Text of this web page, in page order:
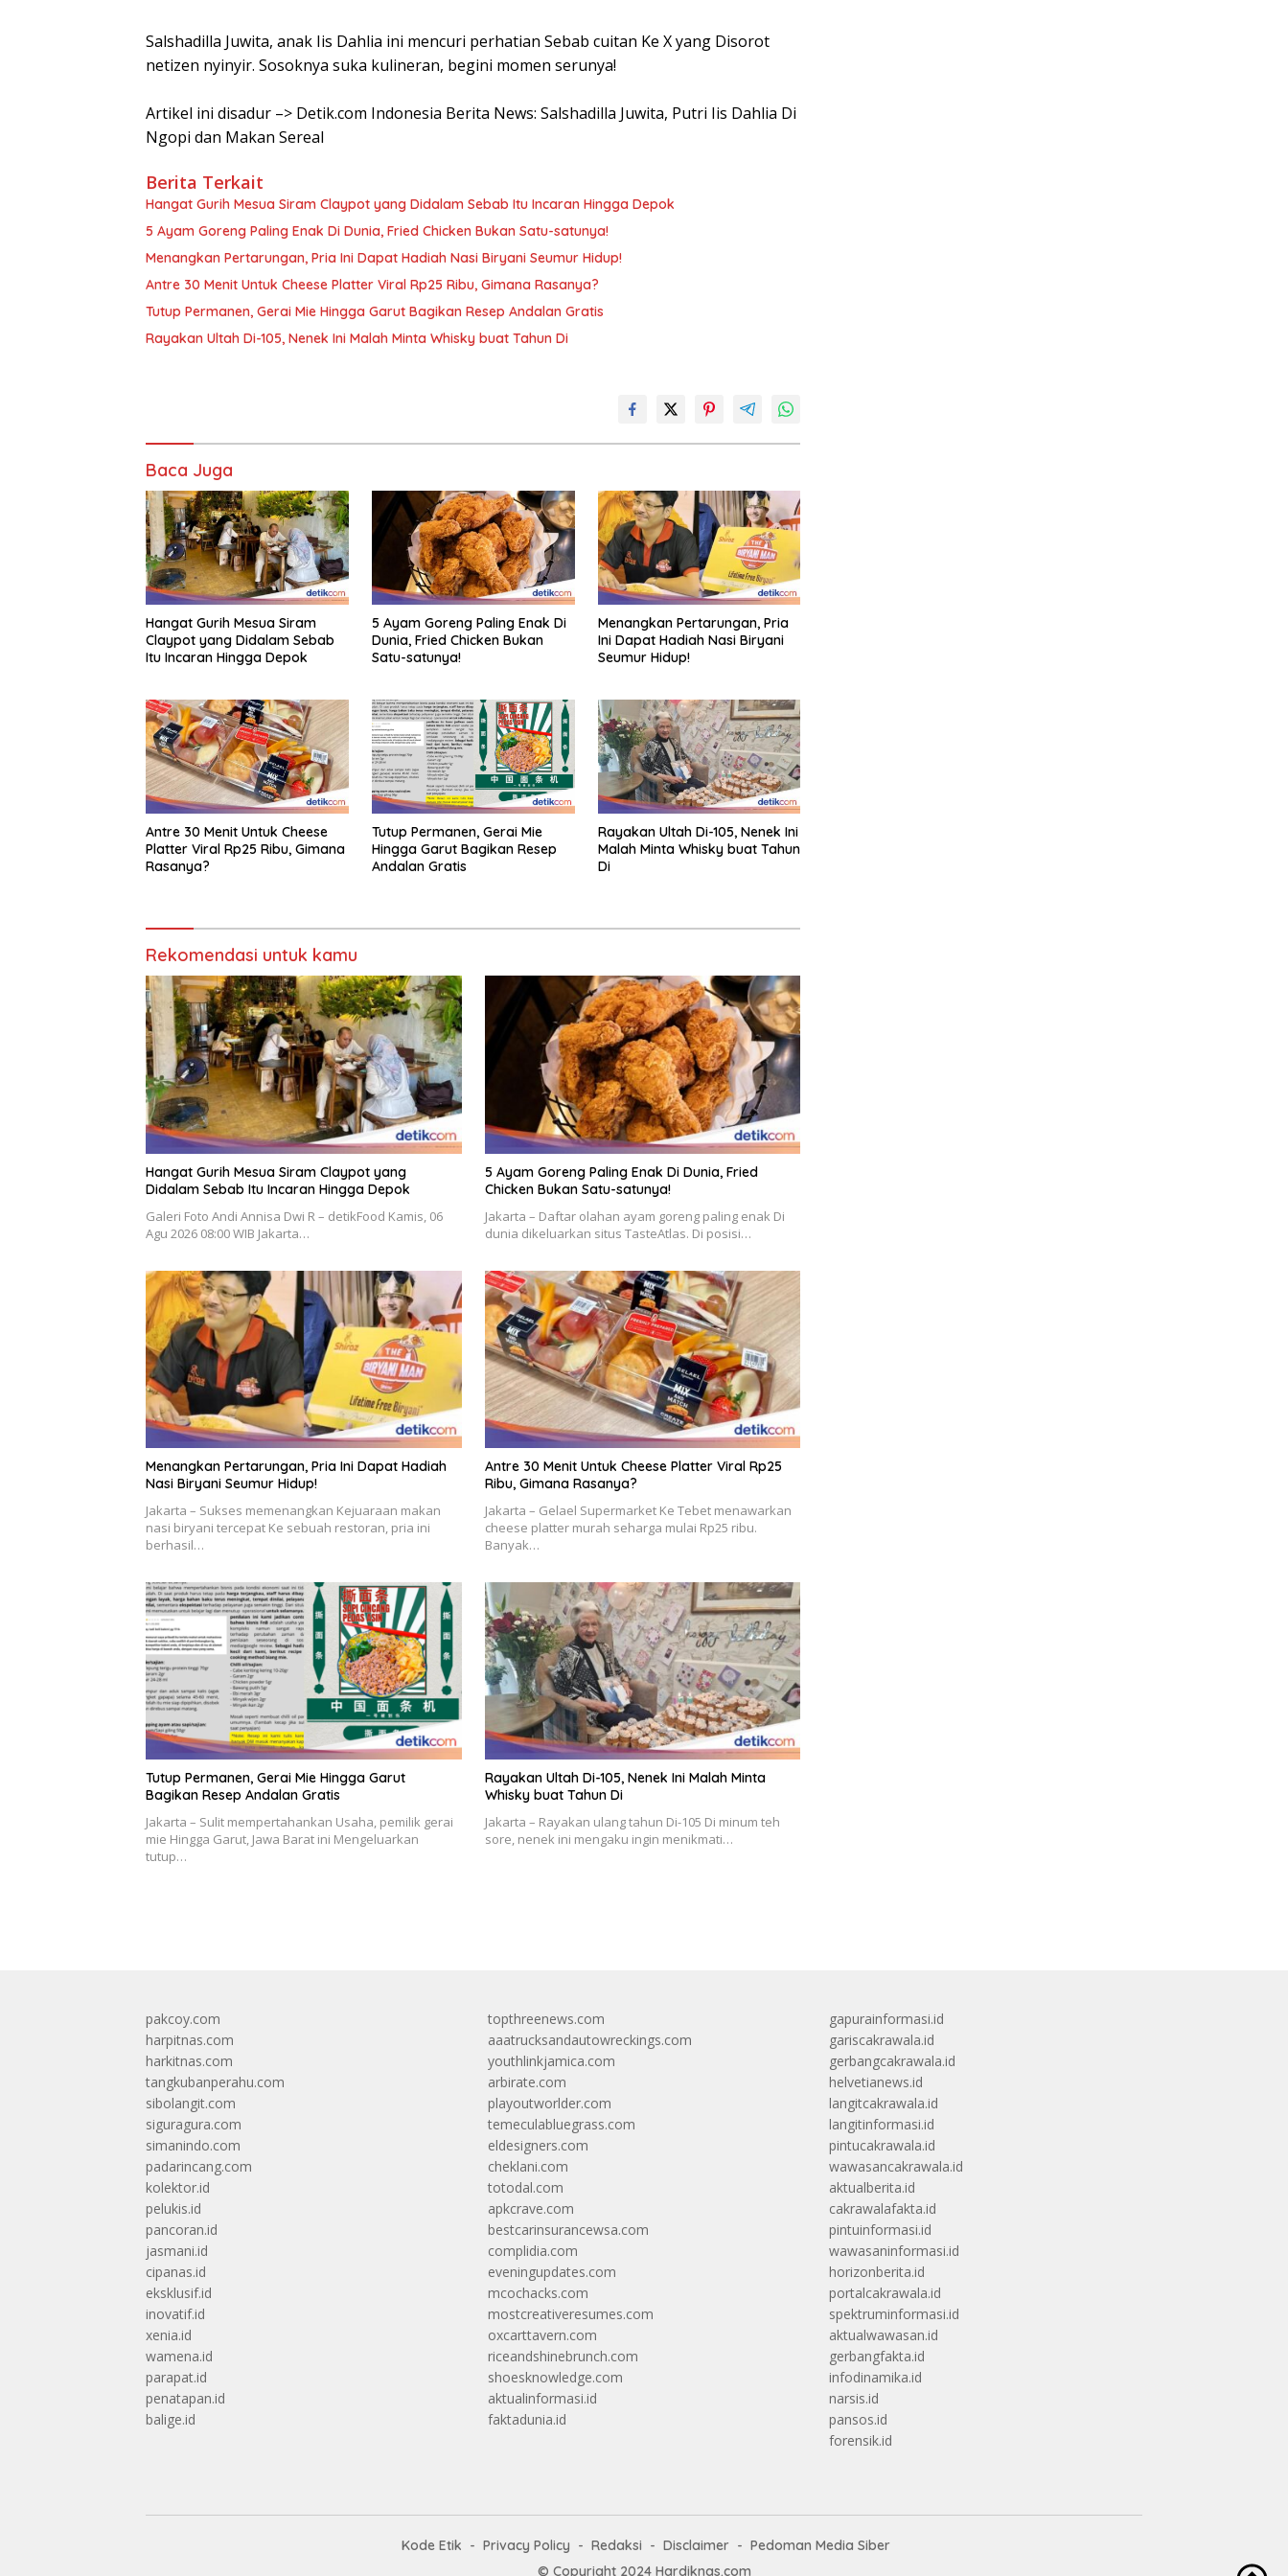
Salshadilla Juwita, anak Iis Dahlia ini mencuri perhatian Sebab cuitan Ke X yang Disorot
netizen nyinyir. Sosoknya suka kulineran, begini momen serunya!
Artikel ini disadur –> Detik.com Indonesia Berita News: Salshadilla Juwita, Putri Iis Dahlia Di
Ngopi dan Makan Sereal
Berita Terkait
Hangat Gurih Mesua Siram Claypot yang Didalam Sebab Itu Incaran Hingga Depok
5 Ayam Goreng Paling Enak Di Dunia, Fried Chicken Bukan Satu-satunya!
Menangkan Pertarungan, Pria Ini Dapat Hadiah Nasi Biryani Seumur Hidup!
Antre 30 Menit Untuk Cheese Platter Viral Rp25 Ribu, Gimana Rasanya?
Tutup Permanen, Gerai Mie Hingga Garut Bagikan Resep Andalan Gratis
Rayakan Ultah Di-105, Nenek Ini Malah Minta Whisky buat Tahun Di
Baca Juga
Hangat Gurih Mesua Siram
Claypot yang Didalam Sebab
Itu Incaran Hingga Depok
5 Ayam Goreng Paling Enak Di
Dunia, Fried Chicken Bukan
Satu-satunya!
Menangkan Pertarungan, Pria
Ini Dapat Hadiah Nasi Biryani
Seumur Hidup!
Antre 30 Menit Untuk Cheese
Platter Viral Rp25 Ribu, Gimana
Rasanya?
Tutup Permanen, Gerai Mie
Hingga Garut Bagikan Resep
Andalan Gratis
Rayakan Ultah Di-105, Nenek Ini
Malah Minta Whisky buat Tahun
Di
Rekomendasi untuk kamu
Hangat Gurih Mesua Siram Claypot yang
Didalam Sebab Itu Incaran Hingga Depok
Galeri Foto Andi Annisa Dwi R – detikFood Kamis, 06
Agu 2026 08:00 WIB Jakarta…
5 Ayam Goreng Paling Enak Di Dunia, Fried
Chicken Bukan Satu-satunya!
Jakarta – Daftar olahan ayam goreng paling enak Di
dunia dikeluarkan situs TasteAtlas. Di posisi…
Menangkan Pertarungan, Pria Ini Dapat Hadiah
Nasi Biryani Seumur Hidup!
Jakarta – Sukses memenangkan Kejuaraan makan
nasi biryani tercepat Ke sebuah restoran, pria ini
berhasil…
Antre 30 Menit Untuk Cheese Platter Viral Rp25
Ribu, Gimana Rasanya?
Jakarta – Gelael Supermarket Ke Tebet menawarkan
cheese platter murah seharga mulai Rp25 ribu.
Banyak…
Tutup Permanen, Gerai Mie Hingga Garut
Bagikan Resep Andalan Gratis
Jakarta – Sulit mempertahankan Usaha, pemilik gerai
mie Hingga Garut, Jawa Barat ini Mengeluarkan
tutup…
Rayakan Ultah Di-105, Nenek Ini Malah Minta
Whisky buat Tahun Di
Jakarta – Rayakan ulang tahun Di-105 Di minum teh
sore, nenek ini mengaku ingin menikmati…
pakcoy.com
harpitnas.com
harkitnas.com
tangkubanperahu.com
sibolangit.com
siguragura.com
simanindo.com
padarincang.com
kolektor.id
pelukis.id
pancoran.id
jasmani.id
cipanas.id
eksklusif.id
inovatif.id
xenia.id
wamena.id
parapat.id
penatapan.id
balige.id
topthreenews.com
aaatrucksandautowreckings.com
youthlinkjamica.com
arbirate.com
playoutworlder.com
temeculabluegrass.com
eldesigners.com
cheklani.com
totodal.com
apkcrave.com
bestcarinsurancewsa.com
complidia.com
eveningupdates.com
mcochacks.com
mostcreativeresumes.com
oxcarttavern.com
riceandshinebrunch.com
shoesknowledge.com
aktualinformasi.id
faktadunia.id
gapurainformasi.id
gariscakrawala.id
gerbangcakrawala.id
helvetianews.id
langitcakrawala.id
langitinformasi.id
pintucakrawala.id
wawasancakrawala.id
aktualberita.id
cakrawalafakta.id
pintuinformasi.id
wawasaninformasi.id
horizonberita.id
portalcakrawala.id
spektruminformasi.id
aktualwawasan.id
gerbangfakta.id
infodinamika.id
narsis.id
pansos.id
forensik.id
Kode Etik Privacy Policy Redaksi Disclaimer
Pedoman Media Siber
© Copyright 2024 Hardiknas.com